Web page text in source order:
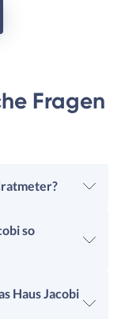
Fragen
so
Haus Jacobi